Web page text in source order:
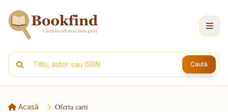
Caută
Acasă Oferta carti